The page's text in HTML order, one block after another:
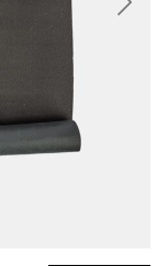
Next